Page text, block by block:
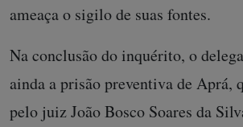
ameaça o sigilo de suas fontes.
Na conclusão do inquérito, o
ainda a prisão preventiva de Aprá,
pelo juiz João Bosco Soares da